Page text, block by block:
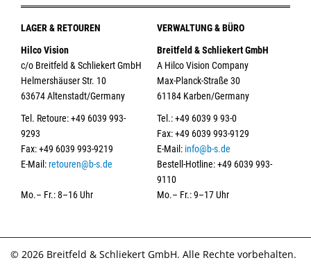
LAGER & RETOUREN
Hilco Vision
c/o Breitfeld & Schliekert GmbH
Helmershäuser Str. 10
63674 Altenstadt/Germany
Tel. Retoure: +49 6039 993-
9293
Fax: +49 6039 993-9219
E-Mail:retouren@b-s.de
Mo.– Fr.: 8–16 Uhr
VERWALTUNG & BÜRO
Breitfeld & Schliekert GmbH
A Hilco Vision Company
Max-Planck-Straße 30
61184 Karben/Germany
Tel.: +49 6039 9 93-0
Fax: +49 6039 993-9129
E-Mail: info@b-s.de
Bestell-Hotline: +49 6039 993-
9110
Mo.– Fr.: 9–17 Uhr
© 2026 Breitfeld & Schliekert GmbH. Alle Rechte vorbehalten.